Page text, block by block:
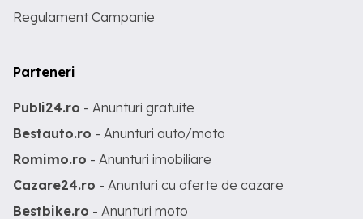
Regulament Campanie
Parteneri
Publi24.ro - Anunturi gratuite
Bestauto.ro - Anunturi auto/moto
Romimo.ro - Anunturi imobiliare
Cazare24.ro - Anunturi cu oferte de cazare
Bestbike.ro - Anunturi moto